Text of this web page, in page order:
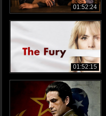
01:52:24
01:52:15